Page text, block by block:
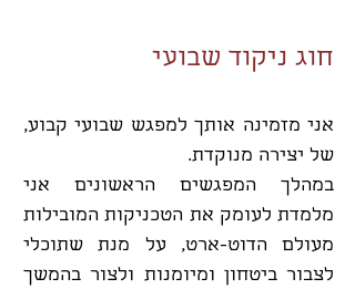
חוג ניקוד שבועי
אני מזמינה אותך למפגש שבועי קבוע,
של יצירה מנוקדת.
במהלך המפגשים הראשונים אני
מלמדת לעומק את הטכניקות המובילות
מעולם הדוט-ארט, על מנת שתוכלי
לצבור ביטחון ומיומנות ולצור בהמשך